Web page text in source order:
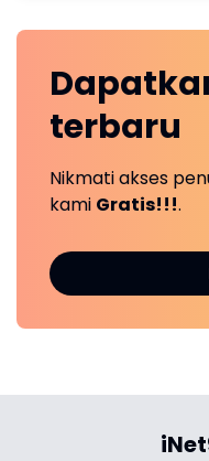
terbaru
Nikmati akses
kami Gratis!!!.